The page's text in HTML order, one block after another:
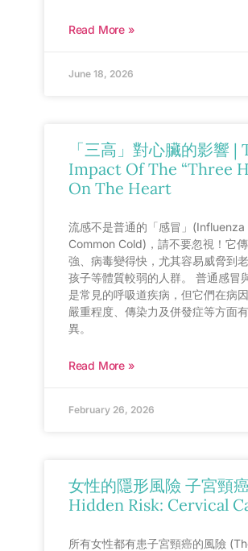
Read More »
June 18, 2026
「三高」對心臟的影響 |
Impact Of The “Three
On The Heart
流感不是普通的「感冒」
Common Cold)，請不要忽視！它
強、病毒變得快，尤其容易威脅到
孩子等體質較弱的人群。 普通感冒
是常見的呼吸道疾病，但它們在病
嚴重程度、傳染力及併發症等方面
異。
Read More »
February 26, 2026
女性的隱形風險 子宮頸
Hidden Risk: Cervical
所有女性都有患子宮頸癌的風險